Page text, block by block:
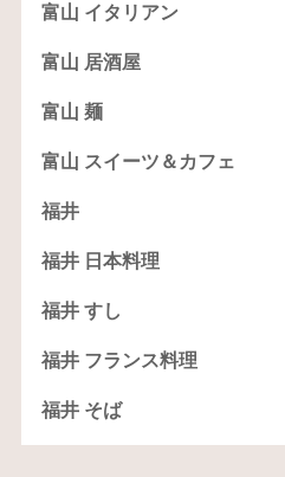
富山 イタリアン
富山 居酒屋
富山 麺
富山 スイーツ＆カフェ
福井
福井 日本料理
福井 すし
福井 フランス料理
福井 そば